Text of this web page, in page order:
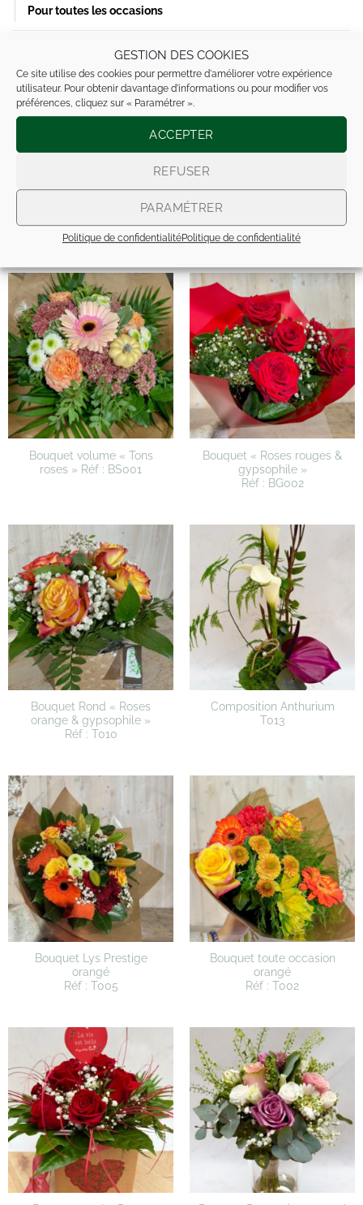
GESTION DES COOKIES
Ce site utilise des cookies pour permettre d'améliorer votre expérience
utilisateur. Pour obtenir davantage d'informations ou pour modifier vos
préférences, cliquez sur « Paramétrer ».
ACCEPTER
REFUSER
PARAMÉTRER
Politique de confidentialitéPolitique de confidentialité
Pour toutes les occasions
DEUIL
NAISSANCE / BAPTÊME
NOS COMPOS ARTIFICIELLES
PRODUITS SIMILAIRES
Bouquet volume « Tons
roses » Réf : BS001
Bouquet « Roses rouges &
gypsophile »
Réf : BG002
Bouquet Rond « Roses
orange & gypsophile »
Réf : T010
Composition Anthurium
T013
Bouquet Lys Prestige
orangé
Réf : T005
Bouquet toute occasion
orangé
Réf : T002